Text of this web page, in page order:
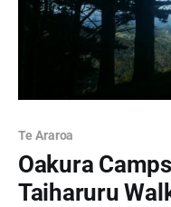
Te Araroa
Oakura
Taiharuru